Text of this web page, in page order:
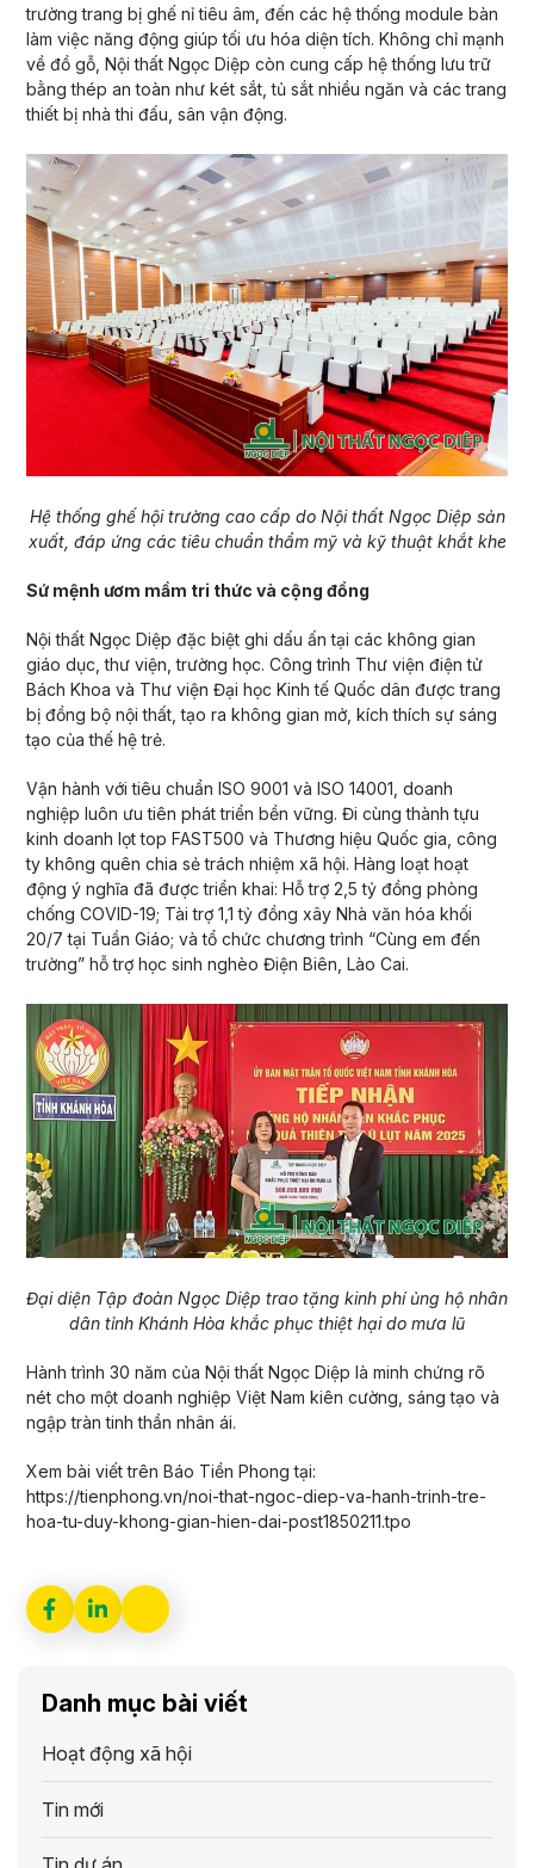
trường trang bị ghế nỉ tiêu âm, đến các hệ thống module bàn
làm việc năng động giúp tối ưu hóa diện tích. Không chỉ mạnh
về đồ gỗ, Nội thất Ngọc Diệp còn cung cấp hệ thống lưu trữ
bằng thép an toàn như két sắt, tủ sắt nhiều ngăn và các trang
thiết bị nhà thi đấu, sân vận động.
Hệ thống ghế hội trường cao cấp do Nội thất Ngọc Diệp sản
xuất, đáp ứng các tiêu chuẩn thẩm mỹ và kỹ thuật khắt khe
Sứ mệnh ươm mầm tri thức và cộng đồng
Nội thất Ngọc Diệp đặc biệt ghi dấu ấn tại các không gian
giáo dục, thư viện, trường học. Công trình Thư viện điện tử
Bách Khoa và Thư viện Đại học Kinh tế Quốc dân được trang
bị đồng bộ nội thất, tạo ra không gian mở, kích thích sự sáng
tạo của thế hệ trẻ.
Vận hành với tiêu chuẩn ISO 9001 và ISO 14001, doanh
nghiệp luôn ưu tiên phát triển bền vững. Đi cùng thành tựu
kinh doanh lọt top FAST500 và Thương hiệu Quốc gia, công
ty không quên chia sẻ trách nhiệm xã hội. Hàng loạt hoạt
động ý nghĩa đã được triển khai: Hỗ trợ 2,5 tỷ đồng phòng
chống COVID-19; Tài trợ 1,1 tỷ đồng xây Nhà văn hóa khối
20/7 tại Tuần Giáo; và tổ chức chương trình “Cùng em đến
trường” hỗ trợ học sinh nghèo Điện Biên, Lào Cai.
Đại diện Tập đoàn Ngọc Diệp trao tặng kinh phí ủng hộ nhân
dân tỉnh Khánh Hòa khắc phục thiệt hại do mưa lũ
Hành trình 30 năm của Nội thất Ngọc Diệp là minh chứng rõ
nét cho một doanh nghiệp Việt Nam kiên cường, sáng tạo và
ngập tràn tinh thần nhân ái.
Xem bài viết trên Báo Tiền Phong tại:
https://tienphong.vn/noi-that-ngoc-diep-va-hanh-trinh-tre-
hoa-tu-duy-khong-gian-hien-dai-post1850211.tpo
Danh mục bài viết
Hoạt động xã hội
Tin mới